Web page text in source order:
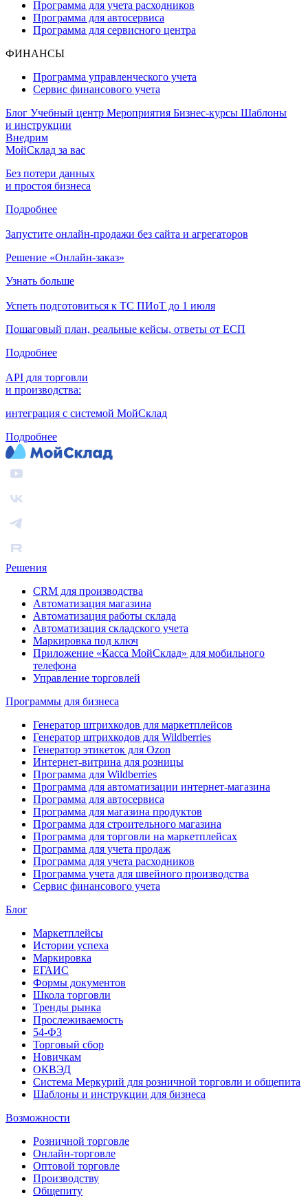
Программа для учета расходников
Программа для автосервиса
Программа для сервисного центра
ФИНАНСЫ
Программа управленческого учета
Сервис финансового учета
Блог Учебный центр Мероприятия Бизнес-курсы Шаблоны
и инструкции
Внедрим
МойСклад за вас
Без потери данных
и простоя бизнеса
Подробнее
Запустите онлайн-продажи без сайта и агрегаторов
Решение «Онлайн-заказ»
Узнать больше
Успеть подготовиться к ТС ПИоТ до 1 июля
Пошаговый план, реальные кейсы, ответы от ЕСП
Подробнее
API для торговли
и производства:
интеграция с системой МойСклад
Подробнее
Решения
CRM для производства
Автоматизация магазина
Автоматизация работы склада
Автоматизация складского учета
Маркировка под ключ
Приложение «Касса МойСклад» для мобильного
телефона
Управление торговлей
Программы для бизнеса
Генератор штрихкодов для маркетплейсов
Генератор штрихкодов для Wildberries
Генератор этикеток для Ozon
Интернет-витрина для розницы
Программа для Wildberries
Программа для автоматизации интернет-магазина
Программа для автосервиса
Программа для магазина продуктов
Программа для строительного магазина
Программа для торговли на маркетплейсах
Программа для учета продаж
Программа для учета расходников
Программа учета для швейного производства
Сервис финансового учета
Блог
Маркетплейсы
Истории успеха
Маркировка
ЕГАИС
Формы документов
Школа торговли
Тренды рынка
Прослеживаемость
54-ФЗ
Торговый сбор
Новичкам
ОКВЭД
Система Меркурий для розничной торговли и общепита
Шаблоны и инструкции для бизнеса
Возможности
Розничной торговле
Онлайн-торговле
Оптовой торговле
Производству
Общепиту